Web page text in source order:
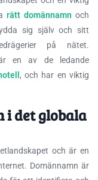
rätt domännamn och
sig själv och sitt
på nätet.
är en av de ledande
, och har en viktig
i det globala
och är en
Domännamn är